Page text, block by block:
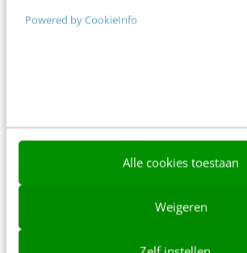
Powered by CookieInfo
Alle cookies toestaan
Weigeren
Over ons
Werken bij